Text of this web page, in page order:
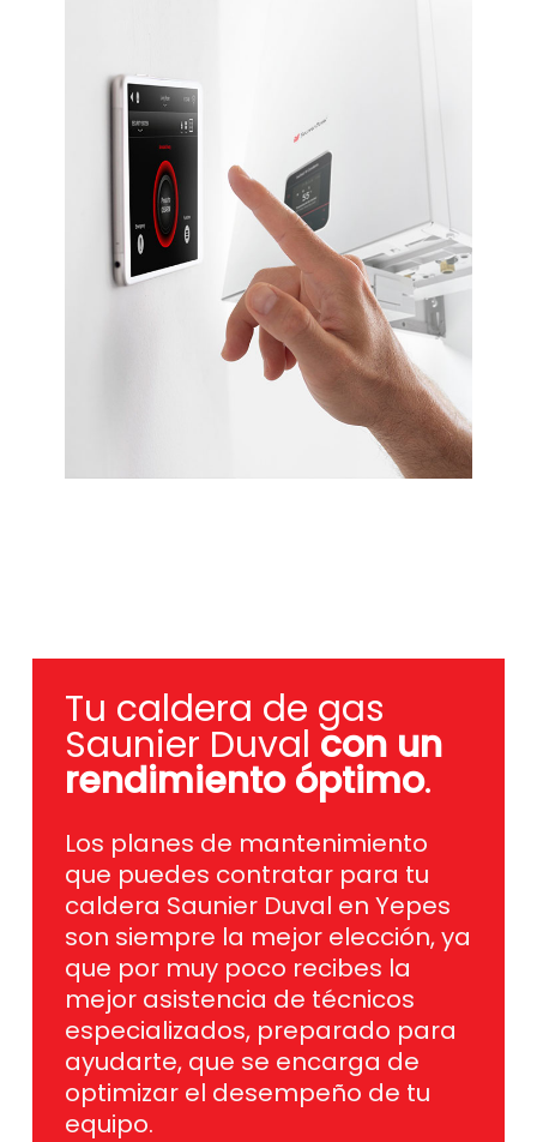
Tu caldera de gas
Saunier Duval con un
rendimiento óptimo.
Los planes de mantenimiento
que puedes contratar para tu
caldera Saunier Duval en Yepes
son siempre la mejor elección, ya
que por muy poco recibes la
mejor asistencia de técnicos
especializados, preparado para
ayudarte, que se encarga de
optimizar el desempeño de tu
equipo.